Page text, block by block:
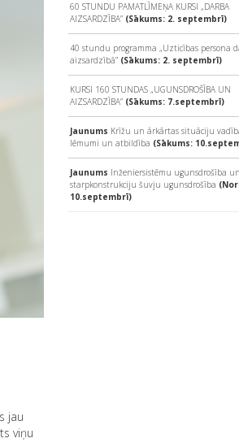
jau
viņu
60 STUNDU PAMATLĪMEŅA KURSI „DARBA
AIZSARDZĪBA” (Sākums: 2. septembrī)
40 stundu programma „Uzticības persona
aizsardzībā” (Sākums: 2. septembrī)
KURSI 160 STUNDAS „UGUNSDROŠĪBA UN
AIZSARDZĪBA”(Sākums: 7.septembrī)
Jaunums Krīžu un ārkārtas situāciju
lēmumi un atbildība (Sākums:
Jaunums Inženiersistēmu ugunsdrošība un
starpkonstrukciju šuvju ugunsdrošība
10.septembrī)